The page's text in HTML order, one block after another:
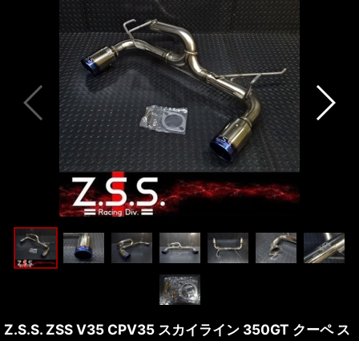
Z.S.S. ZSS V35 CPV35 スカイライン 350GT クーペ ス